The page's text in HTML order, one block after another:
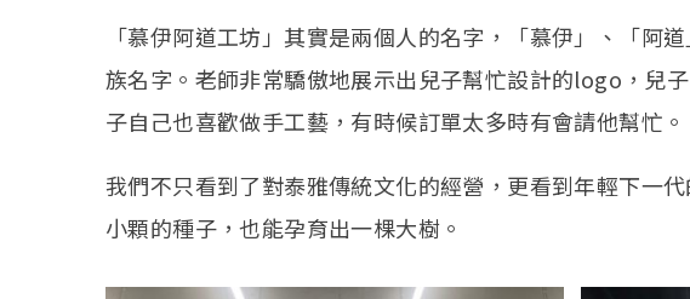
「慕伊阿道工坊」其實是兩個人的名字，「慕伊」、「阿
族名字。老師非常驕傲地展示出兒子幫忙設計的logo，兒
子自己也喜歡做手工藝，有時候訂單太多時有會請他幫忙。
我們不只看到了對泰雅傳統文化的經營，更看到年輕下一
小顆的種子，也能孕育出一棵大樹。